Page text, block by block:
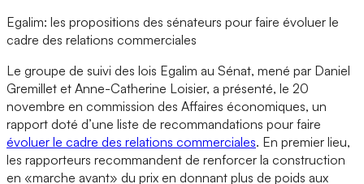
Egalim: les propositions des sénateurs pour faire évoluer le
cadre des relations commerciales
Le groupe de suivi des lois Egalim au Sénat, mené par Daniel
Gremillet et Anne-Catherine Loisier, a présenté, le 20
novembre en commission des Affaires économiques, un
rapport doté d’une liste de recommandations pour faire
évoluer le cadre des relations commerciales. En premier lieu,
les rapporteurs recommandent de renforcer la construction
en «marche avant» du prix en donnant plus de poids aux